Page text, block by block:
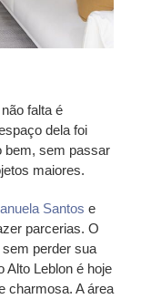
falta é
dela foi
bem, sem passar
maiores.
Santos e
parcerias. O
perder sua
Alto Leblon é hoje
charmosa. A área